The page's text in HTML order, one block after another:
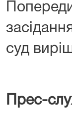
суд
Прес-